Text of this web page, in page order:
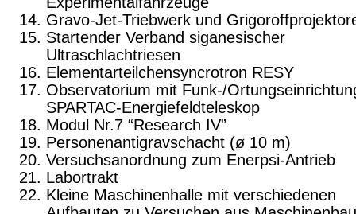
Gravo-Jet-Triebwerk und
Startender Verband siganesischer
Ultraschlachtriesen
Elementarteilchensyncrotron RESY
Observatorium mit Funk-/
SPARTAC-Energiefeldteleskop
Modul Nr.7 “Research IV”
Personenantigravschacht (ø 10 m)
Versuchsanordnung zum Enerpsi-Antrieb
Labortrakt
Kleine Maschinenhalle mit verschiedenen